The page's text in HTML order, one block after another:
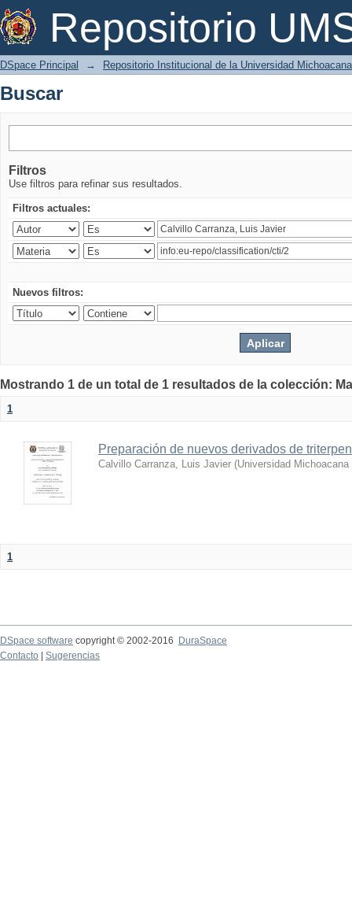
Repositorio
Buscar
DSpace Principal → Repositorio Institucional de la Universidad
Buscar
Filtros
Use filtros para refinar sus resultados.
Filtros actuales:
Nuevos filtros:
Mostrando 1 de un total de 1 resultados de la colección:
1
Preparación de nuevos derivados de
Calvillo Carranza, Luis Javier (Universidad
1
DSpace software copyright © 2002-2016
DuraSpace
Contacto
Sugerencias